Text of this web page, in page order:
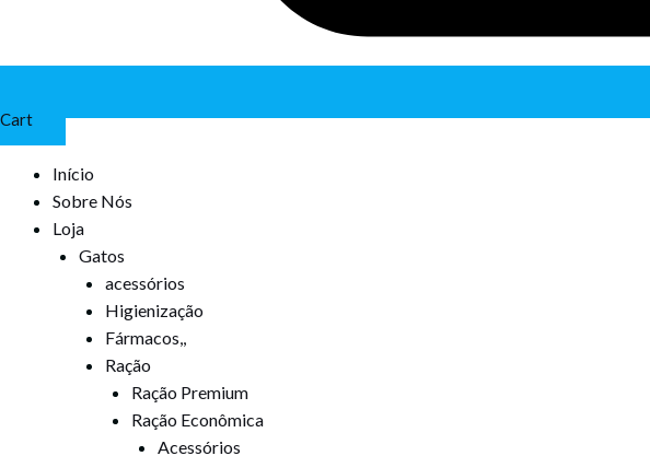
Cart
Início
Sobre Nós
Loja
Gatos
acessórios
Higienização
Fármacos,,
Ração
Ração Premium
Ração Econômica
Acessórios